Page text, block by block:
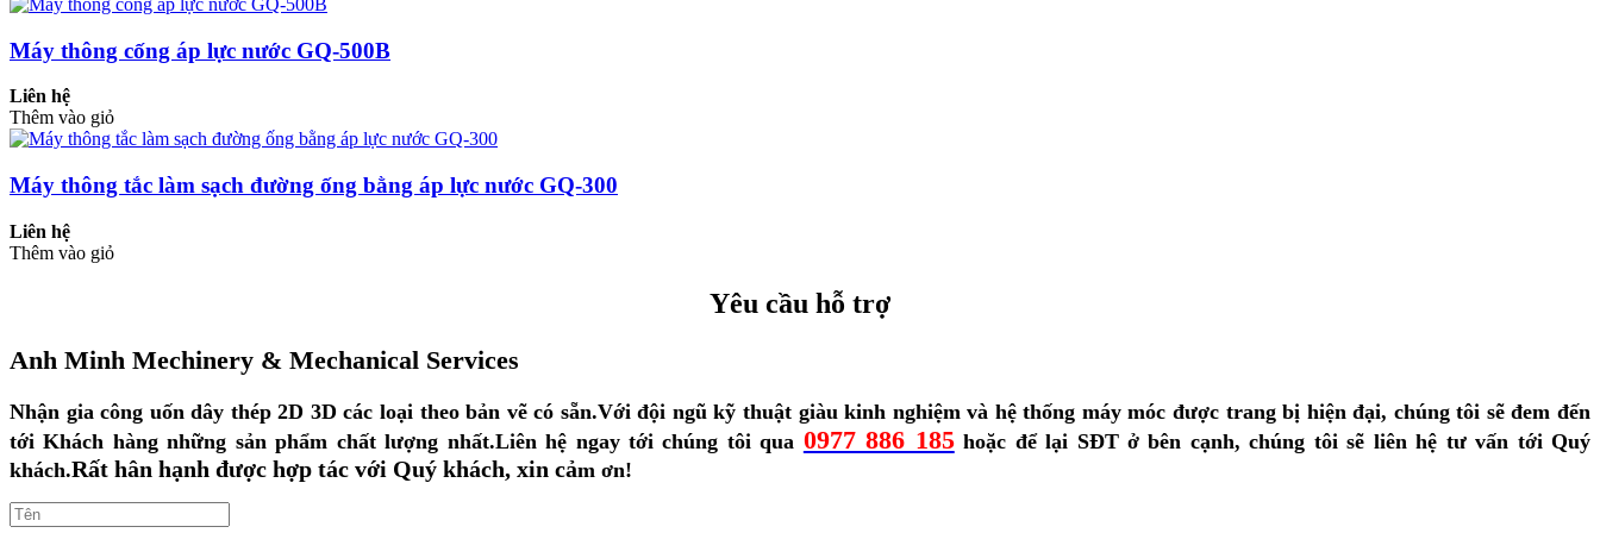
Máy thông cống áp lực nước GQ-500B
Liên hệ
Thêm vào giỏ
Máy thông tắc làm sạch đường ống bằng áp lực nước GQ-300
Liên hệ
Thêm vào giỏ
Yêu cầu hỗ trợ
Anh Minh Mechinery & Mechanical Services
Nhận gia công uốn dây thép 2D 3D các loại theo bản vẽ có sẵn.Với đội ngũ kỹ thuật giàu kinh nghiệm và hệ thống máy móc được trang bị hiện đại, chúng tôi sẽ đem đến
tới Khách hàng những sản phẩm chất lượng nhất.Liên hệ ngay tới chúng tôi qua 0977 886 185hoặc để lại SĐT ở bên cạnh, chúng tôi sẽ liên hệ tư vấn tới Quý
khách.Rất hân hạnh được hợp tác với Quý khách, xin cảm ơn!